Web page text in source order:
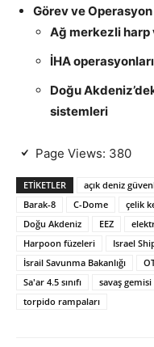
Görev ve
Ağ merkezli
İHA
Doğu
sistemleri
Page Views: 380
ETIKETLER açık deniz
Barak-8
C-Dome çelik
Doğu Akdeniz
EEZ
Harpoon füzeleri
Israel
İsrail Savunma Bakanlığı
Sa'ar 4.5 sınıfı
savaş gemisi
torpido rampaları